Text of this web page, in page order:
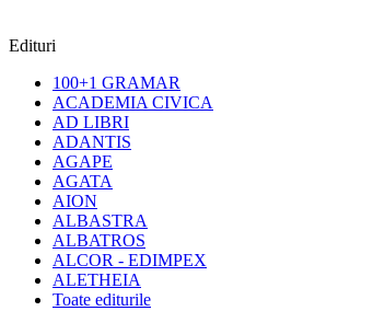
Edituri
100+1 GRAMAR
ACADEMIA CIVICA
AD LIBRI
ADANTIS
AGAPE
AGATA
AION
ALBASTRA
ALBATROS
ALCOR - EDIMPEX
ALETHEIA
Toate editurile